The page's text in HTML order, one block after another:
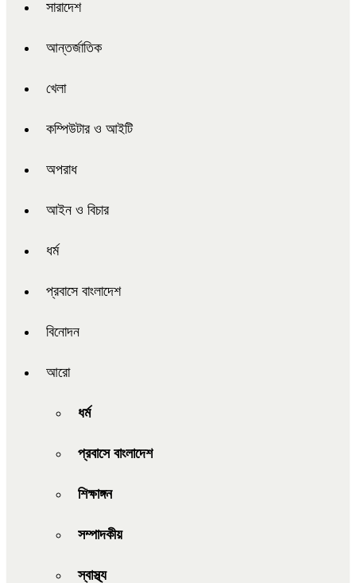
সারাদেশ
আন্তর্জাতিক
খেলা
কম্পিউটার ও আইটি
অপরাধ
আইন ও বিচার
ধর্ম
প্রবাসে বাংলাদেশ
বিনোদন
আরো
ধর্ম
প্রবাসে বাংলাদেশ
শিক্ষাঙ্গন
সম্পাদকীয়
স্বাস্থ্য